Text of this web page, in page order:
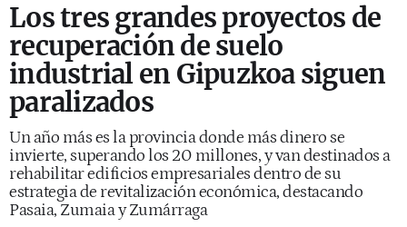
Los tres grandes proyectos de
recuperación de suelo
industrial en Gipuzkoa siguen
paralizados
Un año más es la provincia donde más dinero se
invierte, superando los 20 millones, y van destinados a
rehabilitar edificios empresariales dentro de su
estrategia de revitalización económica, destacando
Pasaia, Zumaia y Zumárraga